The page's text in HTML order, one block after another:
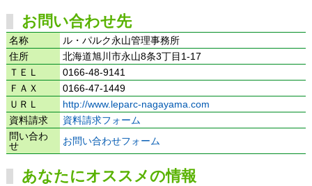
お問い合わせ先
名称
ル・パルク永山管理事務所
住所
北海道旭川市永山8条3丁目1-17
ＴＥＬ
0166-48-9141
ＦＡＸ
0166-47-1449
ＵＲＬ
http://www.leparc-nagayama.com
資料請求
資料請求フォーム
問い合わ
せ
お問い合わせフォーム
あなたにオススメの情報